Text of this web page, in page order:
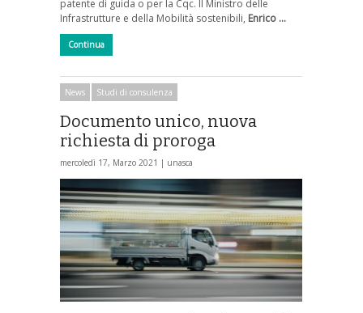
patente di guida o per la Cqc. Il Ministro delle
Infrastrutture e della Mobilità sostenibili, Enrico …
Continua
News Studi di consulenza
Documento unico, nuova
richiesta di proroga
mercoledì 17, Marzo 2021 | unasca